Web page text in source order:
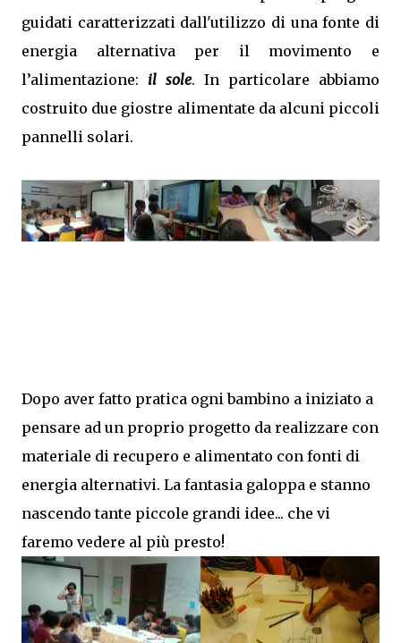
guidati caratterizzati dall'utilizzo di una fonte di
energia alternativa per il movimento e
l’alimentazione: il sole. In particolare abbiamo
costruito due giostre alimentate da alcuni piccoli
pannelli solari.
Dopo aver fatto pratica ogni bambino a iniziato a
pensare ad un proprio progetto da realizzare con
materiale di recupero e alimentato con fonti di
energia alternativi. La fantasia galoppa e stanno
nascendo tante piccole grandi idee... che vi
faremo vedere al più presto!